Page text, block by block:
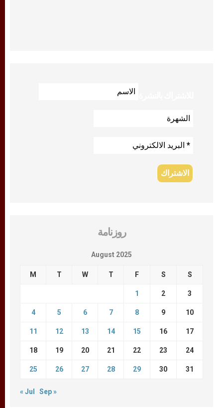
روزنامة
August 2025
M T W T F S S
1 2 3
4 5 6 7 8 9 10
11 12 13 14 15 16 17
18 19 20 21 22 23 24
25 26 27 28 29 30 31
« Jul Sep »